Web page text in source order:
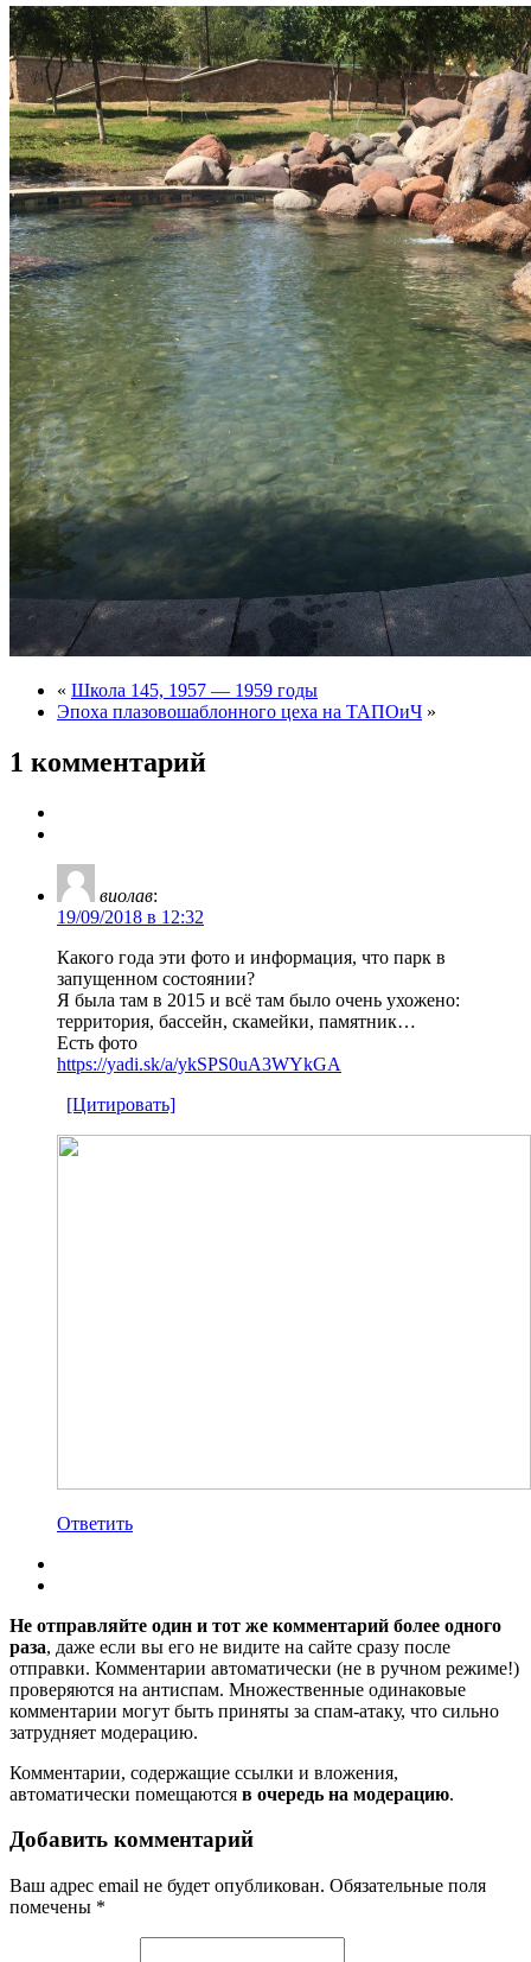
« Школа 145, 1957 — 1959 годы
Эпоха плазовошаблонного цеха на ТАПОиЧ »
1 комментарий
виолав:
19/09/2018 в 12:32
Какого года эти фото и информация, что парк в
запущенном состоянии?
Я была там в 2015 и всё там было очень ухожено:
территория, бассейн, скамейки, памятник…
Есть фото
https://yadi.sk/a/ykSPS0uA3WYkGA
[Цитировать]
Ответить
Не отправляйте один и тот же комментарий более одного
раза, даже если вы его не видите на сайте сразу после
отправки. Комментарии автоматически (не в ручном режиме!)
проверяются на антиспам. Множественные одинаковые
комментарии могут быть приняты за спам-атаку, что сильно
затрудняет модерацию.
Комментарии, содержащие ссылки и вложения,
автоматически помещаются в очередь на модерацию.
Добавить комментарий
Ваш адрес email не будет опубликован. Обязательные поля
помечены *